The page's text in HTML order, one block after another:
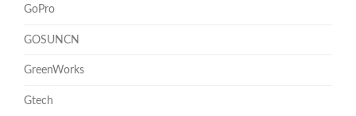
GoPro
GOSUNCN
GreenWorks
Gtech